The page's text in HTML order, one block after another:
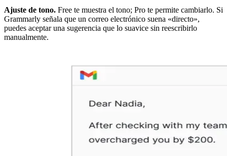
Ajuste de tono. Free te muestra el tono; Pro te permite cambiarlo. Si
Grammarly señala que un correo electrónico suena «directo»,
puedes aceptar una sugerencia que lo suavice sin reescribirlo
manualmente.